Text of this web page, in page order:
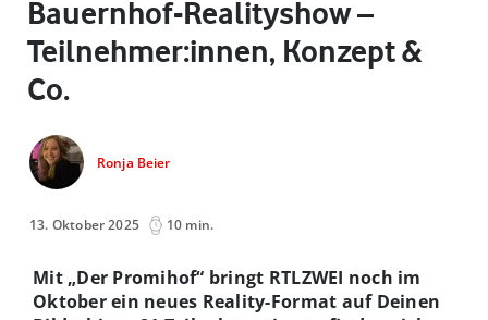
Bauernhof-Realityshow –
Teilnehmer:innen, Konzept &
Co.
Ronja Beier
13. Oktober 2025 10 min.
Mit „Der Promihof“ bringt RTLZWEI noch im
Oktober ein neues Reality-Format auf Deinen